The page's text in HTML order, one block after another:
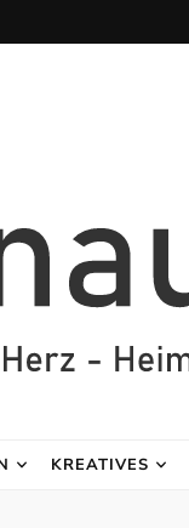
KREATIVES